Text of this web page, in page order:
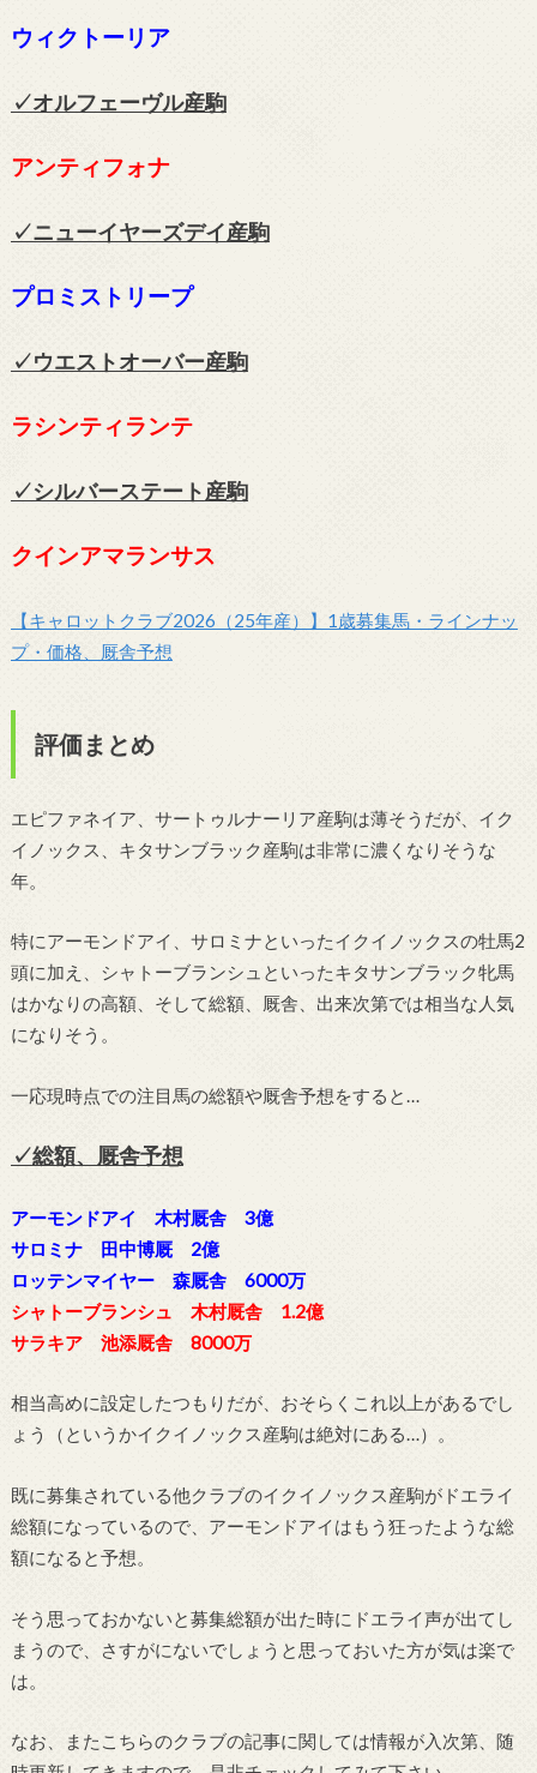
ウィクトーリア
✓オルフェーヴル産駒
アンティフォナ
✓ニューイヤーズデイ産駒
プロミストリープ
✓ウエストオーバー産駒
ラシンティランテ
✓シルバーステート産駒
クインアマランサス
【キャロットクラブ2026（25年産）】1歳募集馬・ラインナッ
プ・価格、厩舎予想
評価まとめ
エピファネイア、サートゥルナーリア産駒は薄そうだが、イク
イノックス、キタサンブラック産駒は非常に濃くなりそうな
年。
特にアーモンドアイ、サロミナといったイクイノックスの牡馬2
頭に加え、シャトーブランシュといったキタサンブラック牝馬
はかなりの高額、そして総額、厩舎、出来次第では相当な人気
になりそう。
一応現時点での注目馬の総額や厩舎予想をすると…
✓総額、厩舎予想
アーモンドアイ 木村厩舎 3億
サロミナ 田中博厩 2億
ロッテンマイヤー 森厩舎 6000万
シャトーブランシュ 木村厩舎 1.2億
サラキア 池添厩舎 8000万
相当高めに設定したつもりだが、おそらくこれ以上があるでし
ょう（というかイクイノックス産駒は絶対にある…）。
既に募集されている他クラブのイクイノックス産駒がドエライ
総額になっているので、アーモンドアイはもう狂ったような総
額になると予想。
そう思っておかないと募集総額が出た時にドエライ声が出てし
まうので、さすがにないでしょうと思っておいた方が気は楽で
は。
なお、またこちらのクラブの記事に関しては情報が入次第、随